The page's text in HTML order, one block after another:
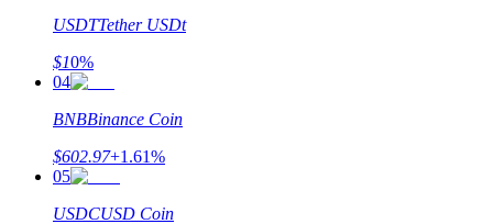
يكسب
USDTTether USDt
$10%
04
BNBBinance Coin
$602.97+1.61%
05
USDCUSD Coin